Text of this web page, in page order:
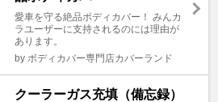
愛車を守る絶品ボディカバー！ みんカ
ラユーザーに支持されるのには理由が
あります。
by ボディカバー専門店カバーランド
クーラーガス充填（備忘録）